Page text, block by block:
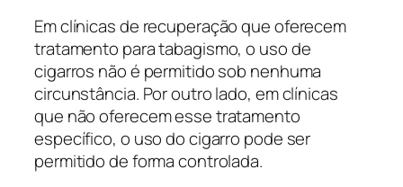
Em clínicas de recuperação que oferecem
tratamento para tabagismo, o uso de
cigarros não é permitido sob nenhuma
circunstância. Por outro lado, em clínicas
que não oferecem esse tratamento
específico, o uso do cigarro pode ser
permitido de forma controlada.